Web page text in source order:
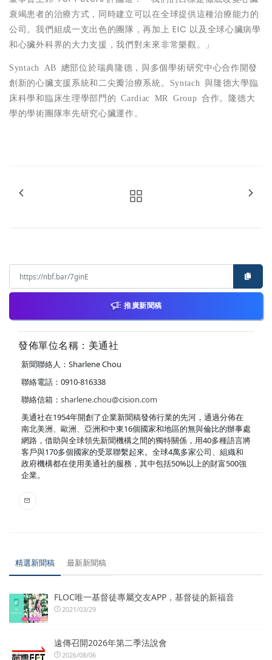
衰竭患者的治療方式，同時建立可以在全球提供這種治療能力的
公司。我們組成一支出色的團隊，再加上 EIC 以及全球心臟病學
和心臟外科界的大力支援，我們對未來非常樂觀。」
Syntach AB 總部位於瑞典隆德，與多個學術研究中心合作開發
創新的心臟支援系統和二尖瓣治療系統。 Syntach 與隆德大學臨
床科學和臨床生理學部門的
Cardiac MR Group合作。隆德大
學的學術團隊率先研究心臟運作。
推廣新聞稿
發佈單位名稱：美通社
新聞聯絡人：Sharlene Chou
聯絡電話：0910-816338
聯絡信箱： sharlene.chou@cision.com
美通社在1954年開創了企業新聞稿發佈行業的先河，通過分佈在
南北美洲、歐洲、亞洲和中東16個國家和地區的無與倫比的辦事處
網路，借助與全球領先新聞機構之間的獨特關係，用40多種語言將
客戶與170多個國家的受眾聯繫起來。全球4萬多家公司、組織和
政府機構都在使用美通社的服務，其中包括50%以上的財富500強
企業。
精選新聞稿 最新新聞稿
FLOC唯一基督徒專屬交友APP，基督徒的新福音
2021/03/29
遠傳召開2026年第二季法說會
2026/08/06